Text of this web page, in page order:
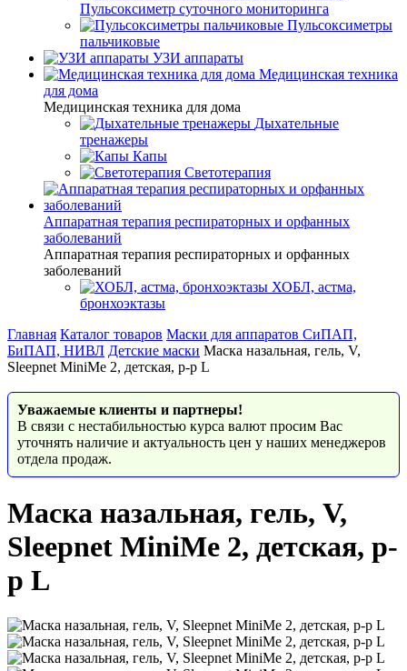
Пульсоксиметр суточного мониторинга
Пульсоксиметры
пальчиковые
УЗИ аппараты
Медицинская техника
для дома
Медицинская техника для дома
Дыхательные
тренажеры
Капы
Светотерапия
Аппаратная терапия респираторных и орфанных
заболеваний
Аппаратная терапия респираторных и орфанных
заболеваний
ХОБЛ, астма,
бронхоэктазы
Главная Каталог товаров Маски для аппаратов СиПАП,
БиПАП, НИВЛ Детские маски Маска назальная, гель, V,
Sleepnet MiniMe 2, детская, р-р L
Уважаемые клиенты и партнеры!
В связи с нестабильностью курса валют просим Вас
уточнять наличие и актуальность цен у наших менеджеров
отдела продаж.
Маска назальная, гель, V,
Sleepnet MiniMe 2, детская, р-
р L